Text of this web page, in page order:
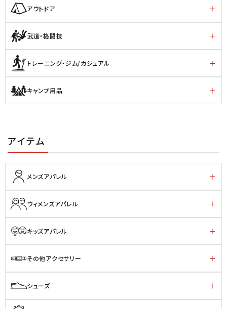
アウトドア
武道・格闘技
トレーニング・ジム/カジュアル
キャンプ用品
アイテム
メンズアパレル
ウィメンズアパレル
キッズアパレル
その他アクセサリー
シューズ